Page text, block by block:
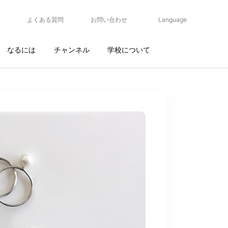
よくある質問 お問い合わせ Language
なるには チャンネル 学校について